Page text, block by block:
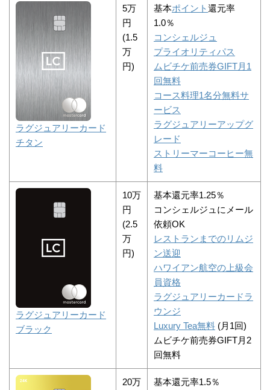
ラグジュアリーカード
チタン
5万
円
(1.5
万
円)
基本ポイント還元率
1.0％
コンシェルジュ
プライオリティパス
ムビチケ前売券GIFT月1
回無料
コース料理1名分無料サ
ービス
ラグジュアリーアップグ
レード
ストリーマーコーヒー無
料
ラグジュアリーカード
ブラック
10万
円
(2.5
万
円)
基本還元率1.25％
コンシェルジュにメール
依頼OK
レストランまでのリムジ
ン送迎
ハワイアン航空の上級会
員資格
ラグジュアリーカードラ
ウンジ
Luxury Tea無料 (月1回)
ムビチケ前売券GIFT月2
回無料
20万
基本還元率1.5％